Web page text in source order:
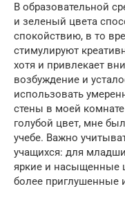
В образовательной
и зеленый цвета
спокойствию, в то
стимулируют
хотя и привлекает
возбуждение и
использовать
стены в моей
голубой цвет, мне
учебе. Важно
учащихся: для
яркие и насыщенные
более приглушенные